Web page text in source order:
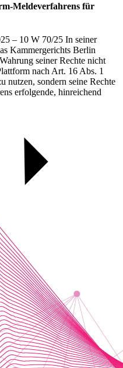
Meldeverfahrens für
– 10 W 70/25 In seiner
Kammergerichts Berlin
seiner Rechte nicht
nach Art. 16 Abs. 1
nutzen, sondern seine Rechte
erfolgende, hinreichend